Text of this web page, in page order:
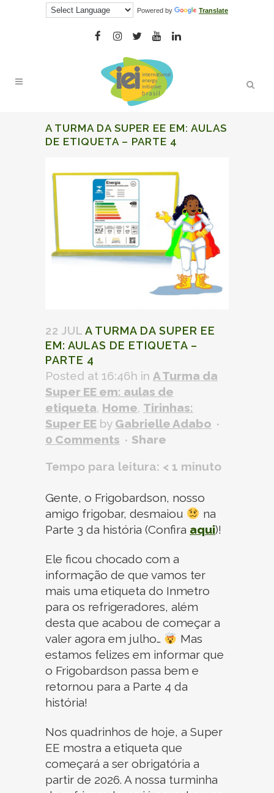
Powered by Translate
A TURMA DA SUPER EE EM: AULAS
DE ETIQUETA – PARTE 4
22 JUL A TURMA DA SUPER EE
EM: AULAS DE ETIQUETA –
PARTE 4
Posted at 16:46h in A Turma da
Super EE em: aulas de
etiqueta, Home, Tirinhas:
Super EE by Gabrielle Adabo
0 Comments
Share
Tempo para leitura: < 1 minuto
Gente, o Frigobardson, nosso
amigo frigobar, desmaiou
na
Parte 3 da história (Confira aqui)!
Ele ficou chocado com a
informação de que vamos ter
mais uma etiqueta do Inmetro
para os refrigeradores, além
desta que acabou de começar a
valer agora em julho…
Mas
estamos felizes em informar que
o Frigobardson passa bem e
retornou para a Parte 4 da
história!
Nos quadrinhos de hoje, a Super
EE mostra a etiqueta que
começará a ser obrigatória a
partir de 2026. A nossa turminha